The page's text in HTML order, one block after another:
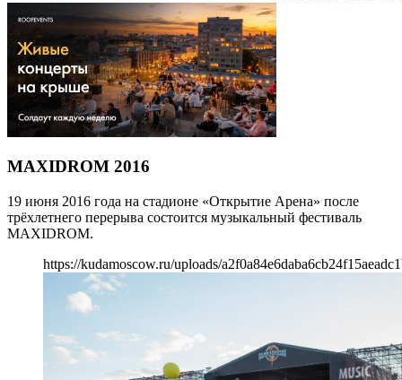
MAXIDROM 2016
19 июня 2016 года на стадионе «Открытие Арена» после
трёхлетнего перерыва состоится музыкальный фестиваль
MAXIDROM.
https://kudamoscow.ru/uploads/